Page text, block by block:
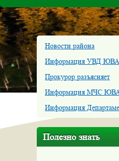
Новости района
Информация УВД
Прокурор разъясняет
Информация МЧС
Информация
Полезно знать